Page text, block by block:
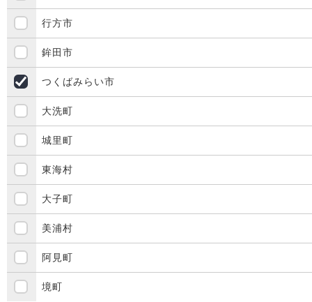
行方市
鉾田市
つくばみらい市
大洗町
城里町
東海村
大子町
美浦村
阿見町
境町